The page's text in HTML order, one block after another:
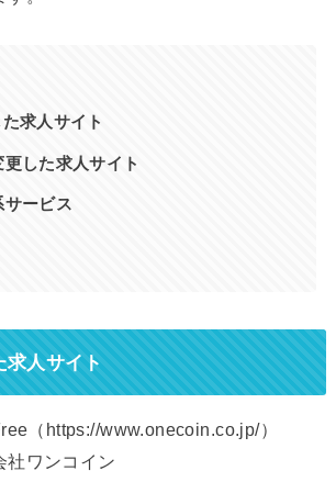
求人サイト
した求人サイト
サービス
人サイト
（https://www.onecoin.co.jp/）
社ワンコイン